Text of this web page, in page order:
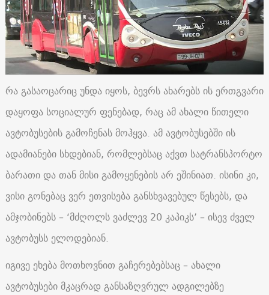
რა გასაოცარიც უნდა იყოს, ბევრს ახარებს ის ერთგვარი
დაყოფა სოციალურ ფენებად, რაც ამ ახალი წითელი
ავტობუსების გამოჩენას მოჰყვა. ამ ავტობუსებში ის
ადამიანები სხდებიან, რომლებსაც აქვთ სატრანსპორტო
ბარათი და თან მისი გამოყენების არ ეშინიათ. ისინი კი,
ვისი გონებაც ვერ ეთვისება განსხვავებულ წესებს, და
ამჯობინებს – ‘მძღოლს ვაძლევ 20 კაპიკს’ – ისევ ძველ
ავტობუსს ელოდებიან.
იგივე ეხება მოთხოვნით გაჩერებებსაც – ახალი
ავტობუსები მკაცრად განსაზღვრულ ადგილებზე